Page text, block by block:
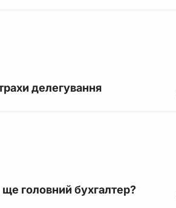
делегування
головний бухгалтер?